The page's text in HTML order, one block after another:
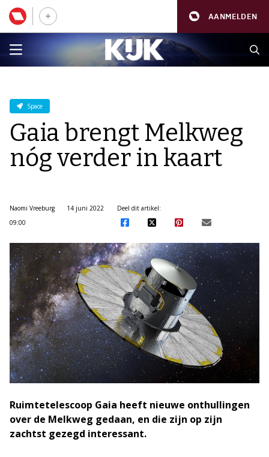
AANMELDEN
Space
Gaia brengt Melkweg
nóg verder in kaart
Naomi Vreeburg
14 juni 2022
09:00
Deel dit artikel:
Ruimtetelescoop Gaia heeft nieuwe onthullingen
over de Melkweg gedaan, en die zijn op zijn
zachtst gezegd interessant.